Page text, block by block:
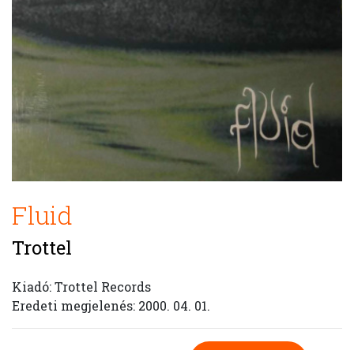
Fluid
Trottel
Kiadó: Trottel Records
Eredeti megjelenés: 2000. 04. 01.